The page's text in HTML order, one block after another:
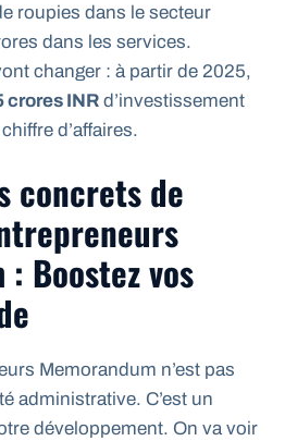
roupies dans le secteur
dans les services.
changer : à partir de 2025,
crores INR d’investissement
d’affaires.
concrets de
: Boostez vos
Memorandum n’est pas
administrative. C’est un
développement. On va voir